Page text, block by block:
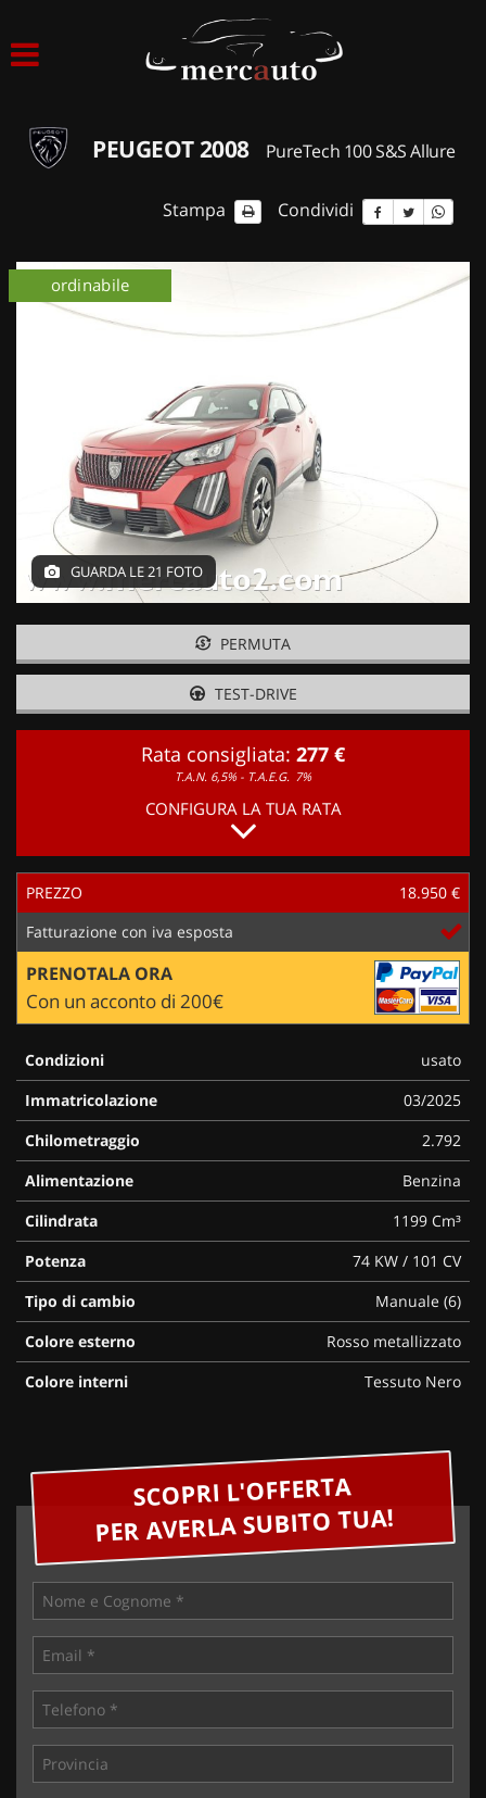
ACQUISTIAMO USATO
NOLEGGIO AUTO
NOLEGGIO BREVE TERMINE
CONTATTI
PEUGEOT 2008 PureTech 100 S&S Allure
Stampa Condividi
ordinabile
GUARDA LE 21 FOTO
PERMUTA
TEST-DRIVE
Rata consigliata: 277 €
T.A.N. 6,5% - T.A.E.G. 7%
CONFIGURA LA TUA RATA
PREZZO
18.950 €
Fatturazione con iva esposta
PRENOTALA ORA
Con un acconto di 200€
Condizioni
usato
Immatricolazione
03/2025
Chilometraggio
2.792
Alimentazione
Benzina
Cilindrata
1199 Cm³
Potenza
74 KW / 101 CV
Tipo di cambio
Manuale (6)
Colore esterno
Rosso metallizzato
Colore interni
Tessuto Nero
SCOPRI L'OFFERTA
PER AVERLA SUBITO TUA!